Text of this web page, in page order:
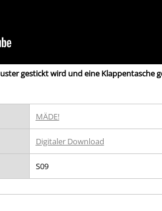
gestickt wird und eine Klappentasche
MÄDE!
Digitaler Download
S09